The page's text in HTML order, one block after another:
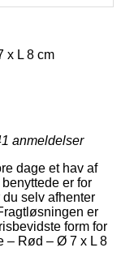
x L 8 cm
anmeldelser
dage et hav af
er for
selv afhenter
er
form for
– Rød – Ø 7 x L 8